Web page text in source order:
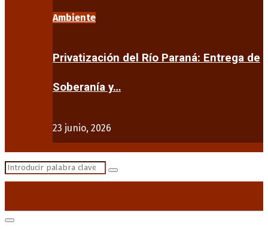
Ambiente
Privatización del Río Paraná: Entrega de
Soberanía y…
23 junio, 2026
Search
Search
Primary